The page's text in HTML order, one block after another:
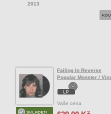
2013
Falling In Reverse
Popular Monster /
Vaše cena